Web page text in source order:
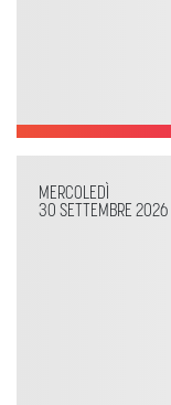
MERCOLEDÌ
30 SETTEMBRE 2026